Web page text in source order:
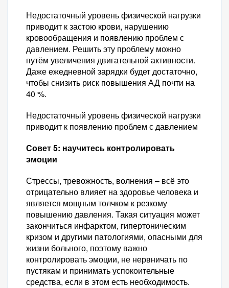
Недостаточный уровень физической нагрузки
приводит к застою крови, нарушению
кровообращения и появлению проблем с
давлением. Решить эту проблему можно
путём увеличения двигательной активности.
Даже ежедневной зарядки будет достаточно,
чтобы снизить риск повышения АД почти на
40 %.
Недостаточный уровень физической нагрузки
приводит к появлению проблем с давлением
Совет 5: научитесь контролировать
эмоции
Стрессы, тревожность, волнения – всё это
отрицательно влияет на здоровье человека и
является мощным толчком к резкому
повышению давления. Такая ситуация может
закончиться инфарктом, гипертоническим
кризом и другими патологиями, опасными для
жизни больного, поэтому важно
контролировать эмоции, не нервничать по
пустякам и принимать успокоительные
средства, если в этом есть необходимость.